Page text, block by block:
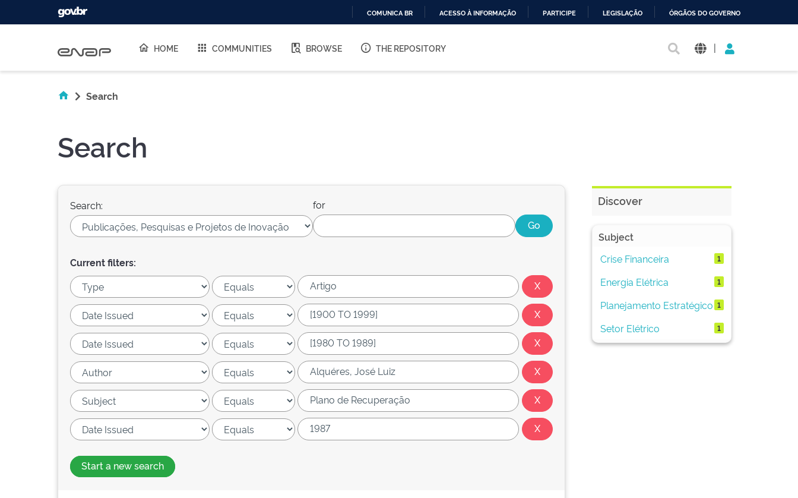
O
COMUNICA BR ACESSO À INFORMAÇÃO PARTICIPE LEGISLAÇÃO ÓRGÃOS DO GOVERNO
HOME COMMUNITIES BROWSE THE REPOSITORY |
Search
Search
Search: for
Current filters:
Start a new search
Discover
Subject
Crise Financeira
1
Energia Elétrica 1
Planejamento Estratégico 1
Setor Elétrico 1